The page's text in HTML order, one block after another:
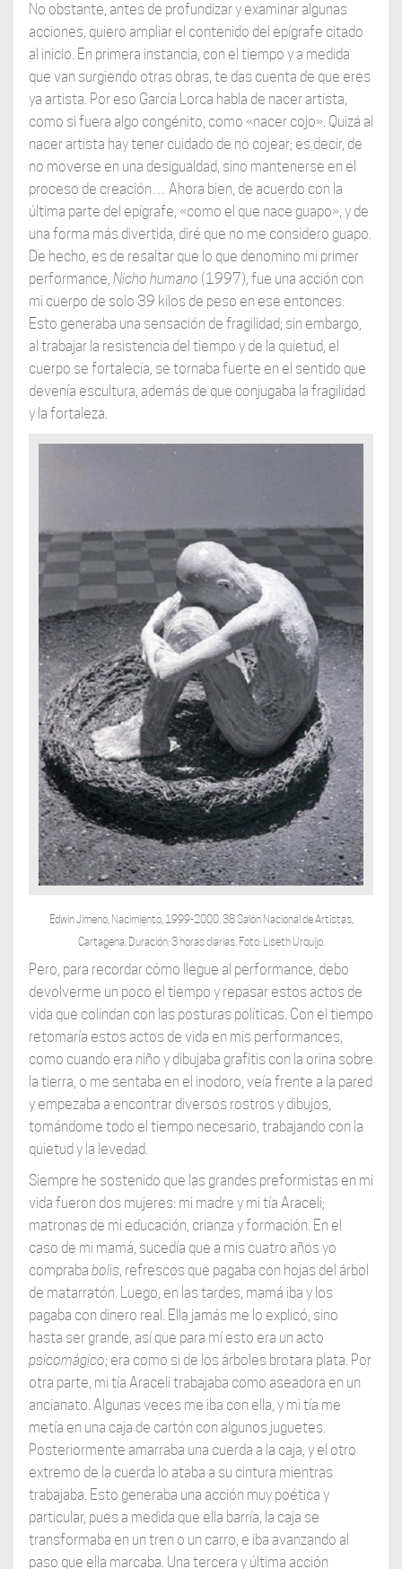
No obstante, antes de profundizar y examinar algunas
acciones, quiero ampliar el contenido del epígrafe citado
al inicio. En primera instancia, con el tiempo y a medida
que van surgiendo otras obras, te das cuenta de que eres
ya artista. Por eso García Lorca habla de nacer artista,
como si fuera algo congénito, como «nacer cojo». Quizá al
nacer artista hay tener cuidado de no cojear; es decir, de
no moverse en una desigualdad, sino mantenerse en el
proceso de creación… Ahora bien, de acuerdo con la
última parte del epígrafe, «como el que nace guapo», y de
una forma más divertida, diré que no me considero guapo.
De hecho, es de resaltar que lo que denomino mi primer
performance, Nicho humano (1997), fue una acción con
mi cuerpo de solo 39 kilos de peso en ese entonces.
Esto generaba una sensación de fragilidad; sin embargo,
al trabajar la resistencia del tiempo y de la quietud, el
cuerpo se fortalecía, se tornaba fuerte en el sentido que
devenía escultura, además de que conjugaba la fragilidad
y la fortaleza.
Edwin Jimeno, Nacimiento, 1999-2000. 38 Salón Nacional de Artistas,
Cartagena. Duración: 3 horas diarias. Foto: Liseth Urquijo.
Pero, para recordar cómo llegue al performance, debo
devolverme un poco el tiempo y repasar estos actos de
vida que colindan con las posturas políticas. Con el tiempo
retomaría estos actos de vida en mis performances,
como cuando era niño y dibujaba grafitis con la orina sobre
la tierra, o me sentaba en el inodoro, veía frente a la pared
y empezaba a encontrar diversos rostros y dibujos,
tomándome todo el tiempo necesario, trabajando con la
quietud y la levedad.
Siempre he sostenido que las grandes preformistas en mi
vida fueron dos mujeres: mi madre y mi tía Araceli;
matronas de mi educación, crianza y formación. En el
caso de mi mamá, sucedía que a mis cuatro años yo
compraba bolis, refrescos que pagaba con hojas del árbol
de matarratón. Luego, en las tardes, mamá iba y los
pagaba con dinero real. Ella jamás me lo explicó, sino
hasta ser grande, así que para mí esto era un acto
psicomágico; era como si de los árboles brotara plata. Por
otra parte, mi tía Araceli trabajaba como aseadora en un
ancianato. Algunas veces me iba con ella, y mi tía me
metía en una caja de cartón con algunos juguetes.
Posteriormente amarraba una cuerda a la caja, y el otro
extremo de la cuerda lo ataba a su cintura mientras
trabajaba. Esto generaba una acción muy poética y
particular, pues a medida que ella barría, la caja se
transformaba en un tren o un carro, e iba avanzando al
paso que ella marcaba. Una tercera y última acción